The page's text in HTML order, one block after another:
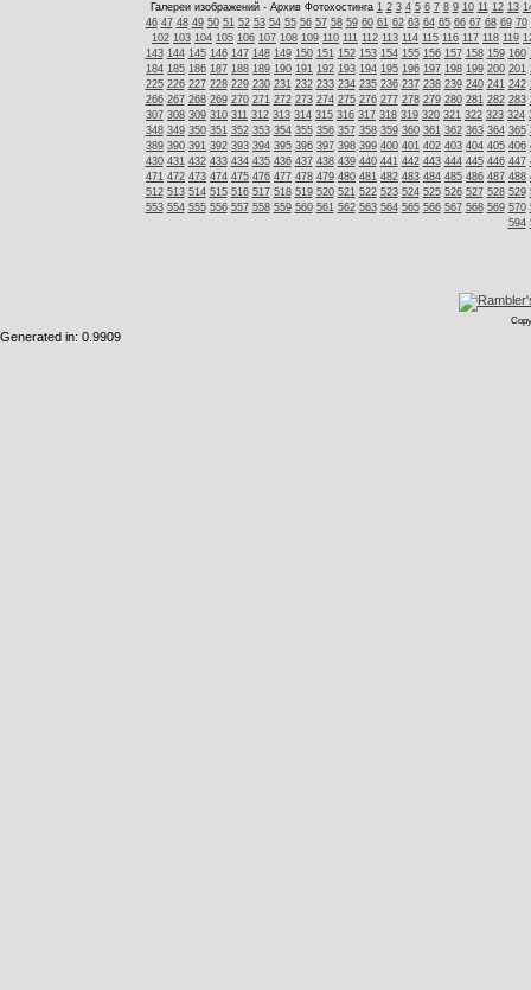
Галереи изображений - Архив Фотохостинга 1 2 3 4 5 6 7 8 9 10 11 12 13
46 47 48 49 50 51 52 53 54 55 56 57 58 59 60 61 62 63 64 65 66 67 68 69 70
102 103 104 105 106 107 108 109 110 111 112 113 114 115 116 117 118 119
143 144 145 146 147 148 149 150 151 152 153 154 155 156 157 158 159 160
184 185 186 187 188 189 190 191 192 193 194 195 196 197 198 199 200 201
225 226 227 228 229 230 231 232 233 234 235 236 237 238 239 240 241 242
266 267 268 269 270 271 272 273 274 275 276 277 278 279 280 281 282 283
307 308 309 310 311 312 313 314 315 316 317 318 319 320 321 322 323 324
348 349 350 351 352 353 354 355 356 357 358 359 360 361 362 363 364 365
389 390 391 392 393 394 395 396 397 398 399 400 401 402 403 404 405 406
430 431 432 433 434 435 436 437 438 439 440 441 442 443 444 445 446 447
471 472 473 474 475 476 477 478 479 480 481 482 483 484 485 486 487 488
512 513 514 515 516 517 518 519 520 521 522 523 524 525 526 527 528 529
553 554 555 556 557 558 559 560 561 562 563 564 565 566 567 568 569 570
594
Generated in: 0.9909